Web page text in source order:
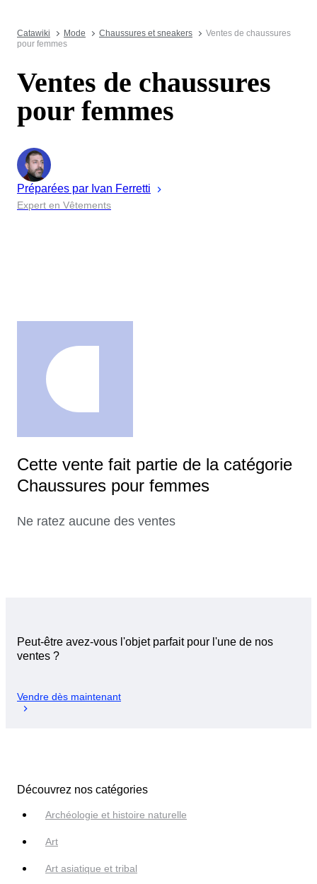
Catawiki Mode Chaussures et sneakers
Ventes de chaussures
pour femmes
Ventes de chaussures
pour femmes
Préparées par Ivan Ferretti
Expert en Vêtements
Cette vente fait partie de la catégorie
Chaussures pour femmes
Ne ratez aucune des ventes
Peut-être avez-vous l'objet parfait pour l'une de nos
ventes ?
Vendre dès maintenant
Découvrez nos catégories
Archéologie et histoire naturelle
Art
Art asiatique et tribal